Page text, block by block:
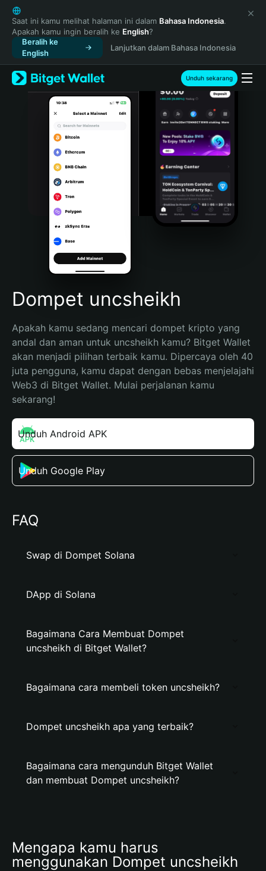
English
日本語
Tiếng Việt
Русский
Español (Latinoamérica)
Türkçe
Italiano
Português (Portugal)
Bahasa Indonesia
Português (Brasil)
Español (Argentina)
Saat ini kamu melihat halaman ini dalam Bahasa Indonesia.
Apakah kamu ingin beralih ke English?
Beralih ke
English
Lanjutkan dalam Bahasa Indonesia
Unduh sekarang
Dompet uncsheikh
Apakah kamu sedang mencari dompet kripto yang
andal dan aman untuk uncsheikh kamu? Bitget Wallet
akan menjadi pilihan terbaik kamu. Dipercaya oleh 40
juta pengguna, kamu dapat dengan bebas menjelajahi
Web3 di Bitget Wallet. Mulai perjalanan kamu
sekarang!
Unduh Android APK
Unduh Google Play
FAQ
Swap di Dompet Solana
DApp di Solana
Bagaimana Cara Membuat Dompet
uncsheikh di Bitget Wallet?
Bagaimana cara membeli token uncsheikh?
Dompet uncsheikh apa yang terbaik?
Bagaimana cara mengunduh Bitget Wallet
dan membuat Dompet uncsheikh?
Mengapa kamu harus
menggunakan Dompet uncsheikh